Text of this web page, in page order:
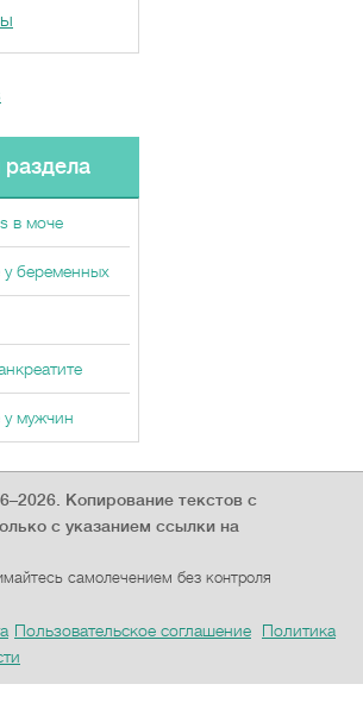
раздела
в моче
беременных
мужчин
Копирование текстов с
с указанием ссылки на
самолечением без контроля
Пользовательское соглашение
Политика